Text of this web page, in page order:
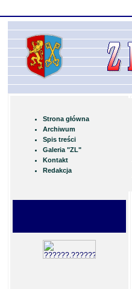
Strona główna
Archiwum
Spis treści
Galeria "ZL"
Kontakt
Redakcja